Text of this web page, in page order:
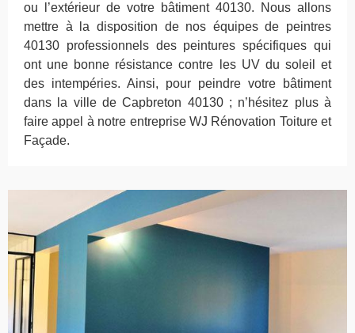
ou l’extérieur de votre bâtiment 40130. Nous allons
mettre à la disposition de nos équipes de peintres
40130 professionnels des peintures spécifiques qui
ont une bonne résistance contre les UV du soleil et
des intempéries. Ainsi, pour peindre votre bâtiment
dans la ville de Capbreton 40130 ; n’hésitez plus à
faire appel à notre entreprise WJ Rénovation Toiture et
Façade.